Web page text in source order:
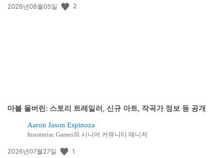
공
2026년08월05일 2
마블 울버린: 스토리 트레일러, 신규 아트, 작곡가 정보 등 공개
Aaron Jason Espinoza
Insomniac Games의 시니어 커뮤니티 매니저
공
2026년07월27일 1